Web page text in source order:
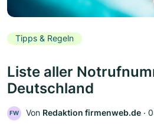
Tipps & Regeln
Liste aller
Deutschland
FW Von Redaktion firmenweb.de ‧